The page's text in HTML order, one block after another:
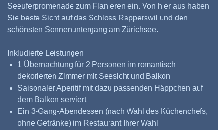
Seeuferpromenade zum Flanieren ein. Von hier aus haben
Sie beste Sicht auf das Schloss Rapperswil und den
schönsten Sonnenuntergang am Zürichsee.
Inkludierte Leistungen
1 Übernachtung für 2 Personen im romantisch
dekorierten Zimmer mit Seesicht und Balkon
Saisonaler Aperitif mit dazu passenden Häppchen auf
dem Balkon serviert
Ein 3-Gang-Abendessen (nach Wahl des Küchenchefs,
ohne Getränke) im Restaurant Ihrer Wahl